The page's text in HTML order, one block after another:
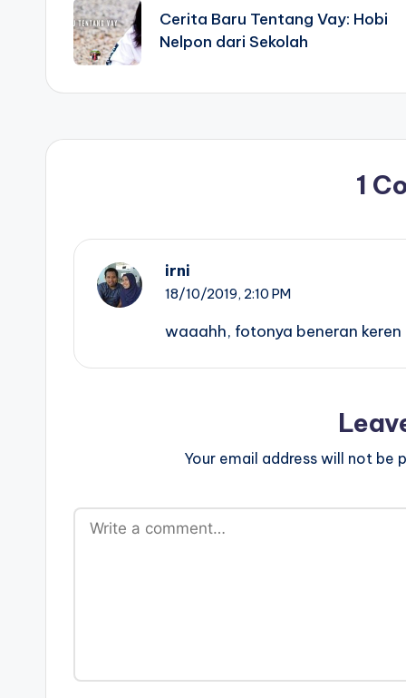
navigationCerita Baru Tentang Vay: Hobi
Nelpon dari Sekolah
1
irni
18/10/2019, 2:10 PM
waaahh, fotonya beneran keren
Your email address will not be